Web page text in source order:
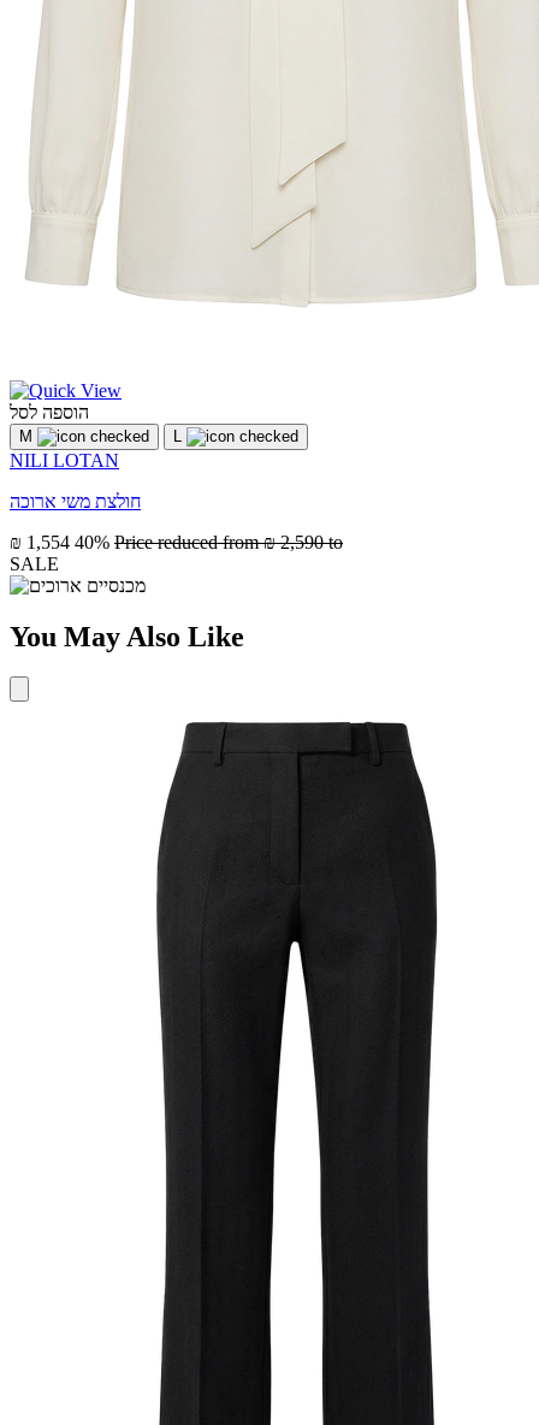
הוספה לסל
M L
NILI LOTAN
חולצת משי ארוכה
₪ 1,554 40% Price reduced from₪ 2,590 to
SALE
You May Also Like